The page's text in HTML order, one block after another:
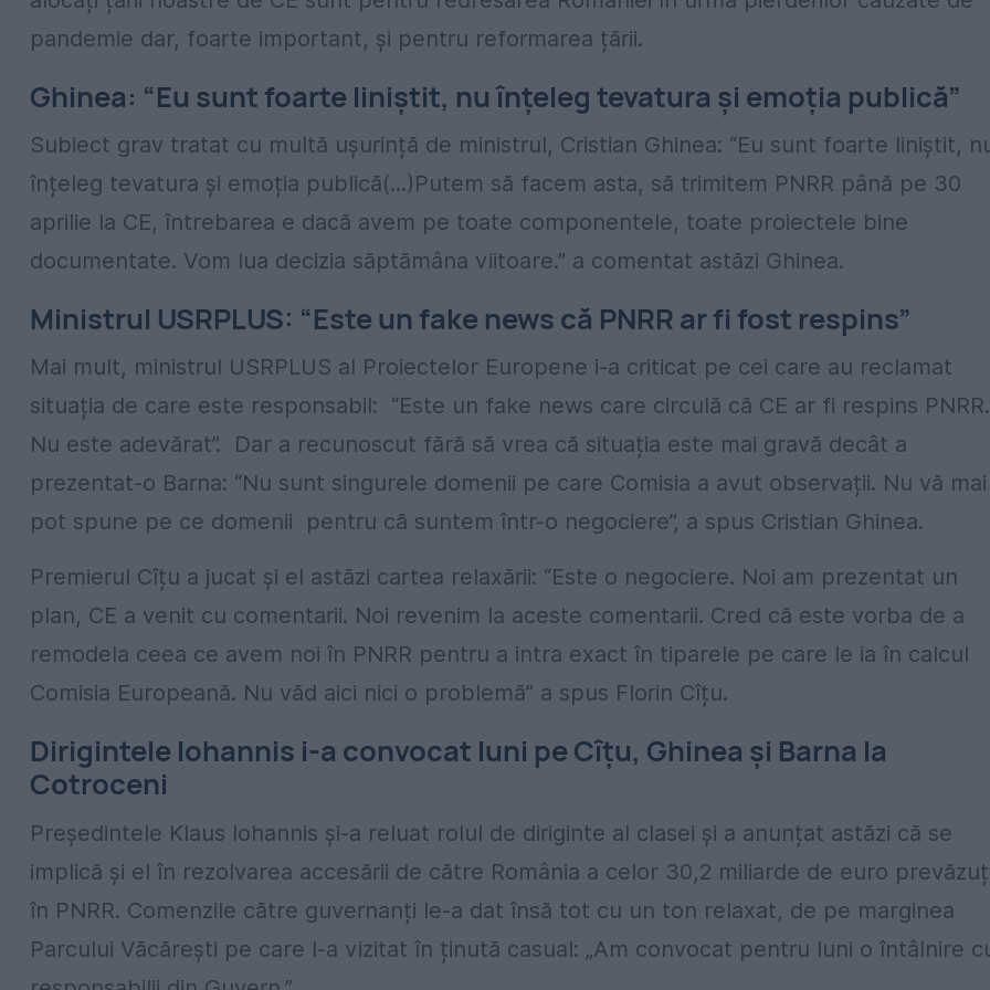
pandemie dar, foarte important, și pentru reformarea țării.
Ghinea: “Eu sunt foarte liniștit, nu înțeleg tevatura și emoția publică”
Subiect grav tratat cu multă ușurință de ministrul, Cristian Ghinea: “Eu sunt foarte liniștit,
înțeleg tevatura și emoția publică(...)Putem să facem asta, să trimitem PNRR până pe 30
aprilie la CE, întrebarea e dacă avem pe toate componentele, toate proiectele bine
documentate. Vom lua decizia săptămâna viitoare.” a comentat astăzi Ghinea.
Ministrul USRPLUS: “Este un fake news că PNRR ar fi fost respins”
Mai mult, ministrul USRPLUS al Proiectelor Europene i-a criticat pe cei care au reclamat
situația de care este responsabil: “Este un fake news care circulă că CE ar fi respins PNRR.
Nu este adevărat”. Dar a recunoscut fără să vrea că situația este mai gravă decât a
prezentat-o Barna: “Nu sunt singurele domenii pe care Comisia a avut observații. Nu vă mai
pot spune pe ce domenii pentru că suntem într-o negociere”, a spus Cristian Ghinea.
Premierul Cîțu a jucat și el astăzi cartea relaxării: “Este o negociere. Noi am prezentat un
plan, CE a venit cu comentarii. Noi revenim la aceste comentarii. Cred că este vorba de a
remodela ceea ce avem noi în PNRR pentru a intra exact în tiparele pe care le ia în calcul
Comisia Europeană. Nu văd aici nici o problemă” a spus Florin Cîțu.
Dirigintele Iohannis i-a convocat luni pe Cîțu, Ghinea și Barna la
Cotroceni
Președintele Klaus Iohannis și-a reluat rolul de diriginte al clasei și a anunțat astăzi că se
implică și el în rezolvarea accesării de către România a celor 30,2 miliarde de euro
în PNRR. Comenzile către guvernanți le-a dat însă tot cu un ton relaxat, de pe marginea
Parcului Văcărești pe care l-a vizitat în ținută casual: „Am convocat pentru luni o întâlnire